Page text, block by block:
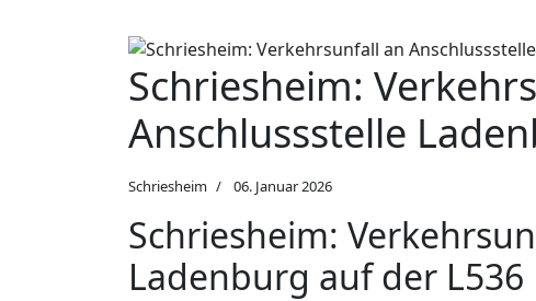
Schriesheim:
Anschlussstelle
Schriesheim 06. Januar 2026
Schriesheim:
Ladenburg auf der L536